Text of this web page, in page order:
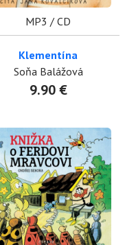
MP3 / CD
Klementína
Soňa Balážová
9.90 €